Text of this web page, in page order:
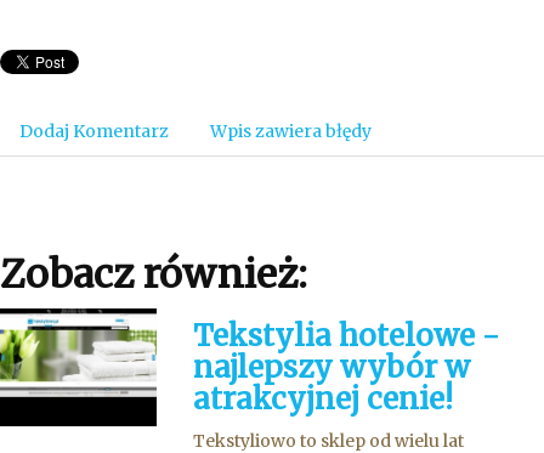
Dodaj Komentarz Wpis zawiera błędy
Zobacz również:
Tekstylia hotelowe -
najlepszy wybór w
atrakcyjnej cenie!
Tekstyliowo to sklep od wielu lat